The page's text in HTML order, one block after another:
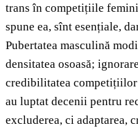
trans în competițiile
spune ea, sînt esențiale,
Pubertatea masculină
densitatea osoasă;
credibilitatea competițiilor
au luptat decenii pentru
excluderea, ci adaptarea,